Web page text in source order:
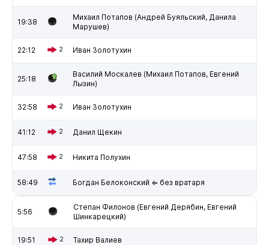
19:38
Михаил Потапов (Андрей Буяльский, Данила
Марушев)
22:12 2 Иван Золотухин
25:18
Василий Москалев (Михаил Потапов, Евгений
Лызин)
32:58 2 Иван Золотухин
41:12 2 Данил Щекин
47:58 2 Никита Полухин
58:49 Богдан Белоконский ⇐ без вратаря
5:56
Степан Филонов (Евгений Дерябин, Евгений
Шинкарецкий)
19:51 2 Тахир Валиев